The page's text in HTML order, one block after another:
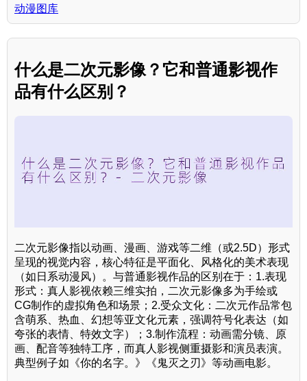
动漫图库
什么是二次元影像？它和普通影视作
品有什么区别？
二次元影像指以动画、漫画、游戏等二维（或2.5D）形式
呈现的视觉内容，核心特征是平面化、风格化的美术表现
（如日系动漫风）。与普通影视作品的区别在于：1.表现
形式：真人影视依赖三维实拍，二次元影像多为手绘或
CG制作的虚拟角色和场景；2.受众文化：二次元作品常包
含萌系、热血、幻想等亚文化元素，强调符号化表达（如
夸张的表情、特效文字）；3.制作流程：动画需分镜、原
画、配音等独特工序，而真人影视侧重摄影和演员表演。
典型例子如《你的名字。》《鬼灭之刃》等动画电影。